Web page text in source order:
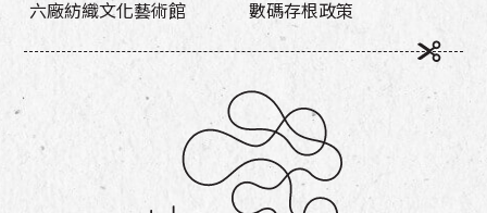
六廠紡織文化藝術館 數碼存根政策